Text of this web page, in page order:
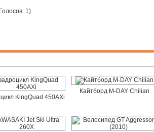
Голосов: 1)
KingQuad 450AXi
Кайтборд M-DAY Chilian